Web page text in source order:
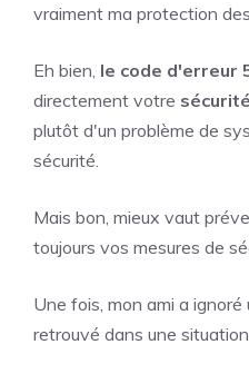
vraiment ma protection
Eh bien, le code d'erreur
directement votre
plutôt d'un problème de
sécurité.
Mais bon, mieux vaut
toujours vos mesures de
Une fois, mon ami a
retrouvé dans une situation